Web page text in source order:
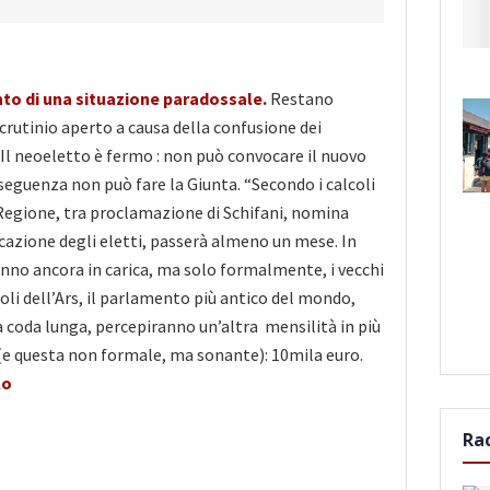
di una situazione paradossale. Restano
aperto a causa della confusione dei
neoeletto è fermo : non può convocare il nuovo
non può fare la Giunta. “Secondo i calcoli
tra proclamazione di Schifani, nomina
degli eletti, passerà almeno un mese. In
ancora in carica, ma solo formalmente, i vecchi
dell’Ars, il parlamento più antico del mondo,
coda lunga, percepiranno un’altra mensilità in più
questa non formale, ma sonante): 10mila euro.